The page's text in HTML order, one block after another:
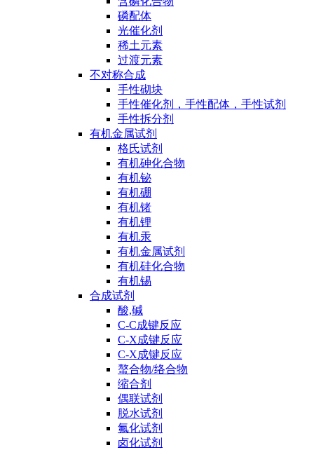
磷配体
光催化剂
稀土元素
过渡元素
不对称合成
手性砌块
手性催化剂，手性配体，手性试剂
手性拆分剂
有机金属试剂
格氏试剂
有机砷化合物
有机铋
有机硼
有机锗
有机锂
有机汞
有机金属试剂
有机硅化合物
有机锡
合成试剂
酸,碱
C-C成键反应
C-X成键反应
C-X成键反应
螯合物/络合物
缩合剂
偶联试剂
脱水试剂
氟化试剂
卤化试剂